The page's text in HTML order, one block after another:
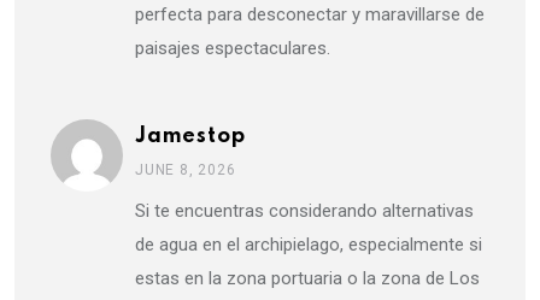
perfecta para desconectar y maravillarse de
paisajes espectaculares.
Jamestop
JUNE 8, 2026
Si te encuentras considerando alternativas
de agua en el archipielago, especialmente si
estas en la zona portuaria o la zona de Los